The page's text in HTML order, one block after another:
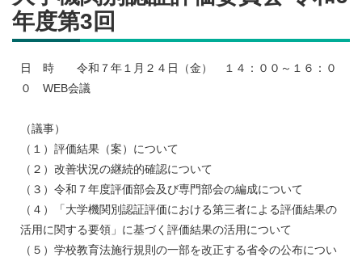
年度第3回
日 時 令和７年１月２４日（金） １４：００～１６：０
０ WEB会議
（議事）
（１）評価結果（案）について
（２）改善状況の継続的確認について
（３）令和７年度評価部会及び専門部会の編成について
（４）「大学機関別認証評価における第三者による評価結果の
活用に関する要領」に基づく評価結果の活用について
（５）学校教育法施行規則の一部を改正する省令の公布につい